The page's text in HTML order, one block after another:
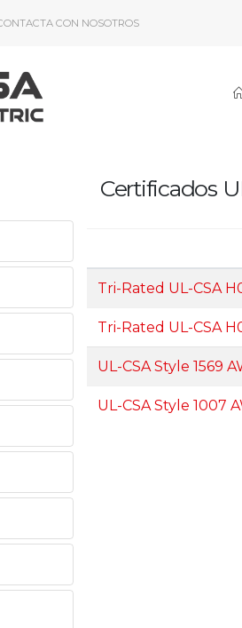
CON NOSOTROS
Certificados
Tri-Rated UL-CSA
Tri-Rated UL-CSA
UL-CSA Style 1569
UL-CSA Style 1007